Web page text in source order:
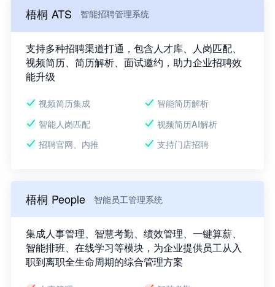
梧桐 ATS 智能招聘管理系统
支持多种招聘渠道打通，包含人才库、人岗匹配、
视频简历、简历解析、面试邀约，助力企业招聘效
能升级
视频简历集成
智能简历解析
智能人岗匹配
视频简历AI解析
招聘官网、内推
支持门店招聘
梧桐 People 智能员工管理系统
集成人事管理、智慧考勤、绩效管理、一键算薪、
智能排班、在线学习等模块，为企业提供员工从入
职到离职全生命周期的综合管理方案